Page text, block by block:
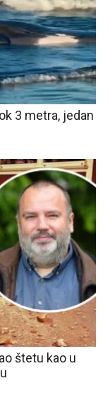
3 metra, jedan
štetu kao u